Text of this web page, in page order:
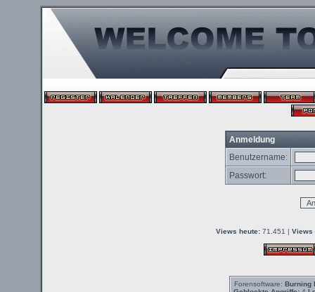
Anmeldung
Benutzername:
Passwort:
Views heute: 71.451 | Views
Forensoftware: Burning